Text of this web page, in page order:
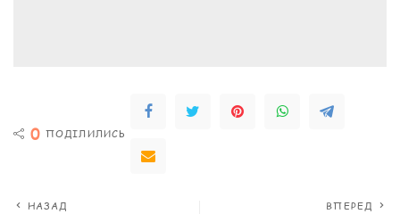
0 ПОДІЛИЛИСЬ
НАЗАД ВПЕРЕД